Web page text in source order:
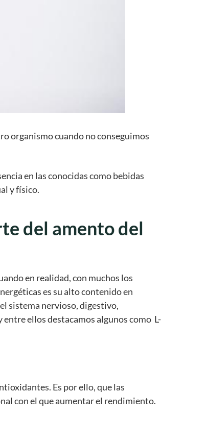
organismo cuando no conseguimos
en las conocidas como bebidas
y físico.
del amento del
en realidad, con muchos los
es su alto contenido en
sistema nervioso, digestivo,
ellos destacamos algunos como L-
Es por ello, que las
con el que aumentar el rendimiento.